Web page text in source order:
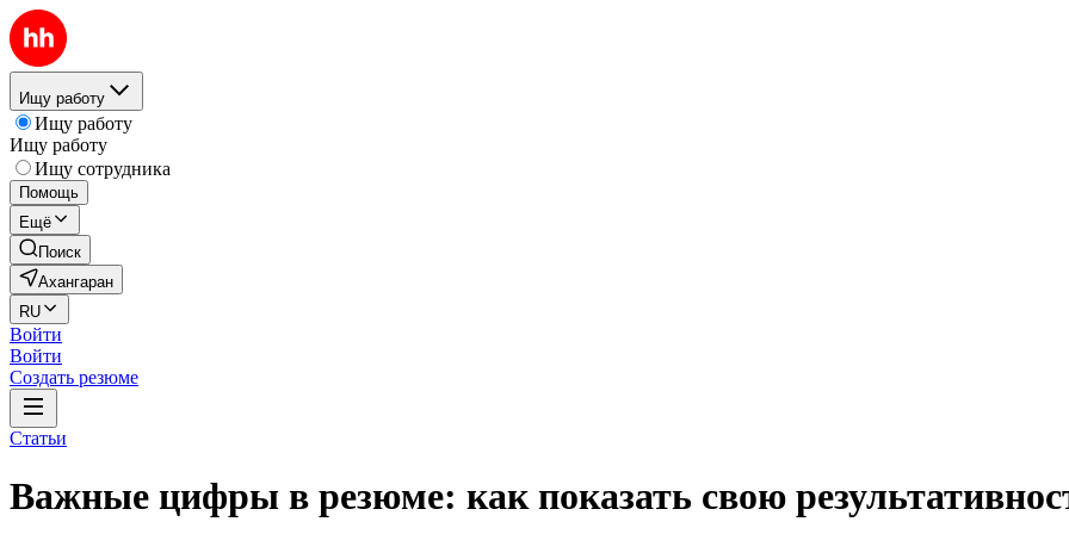
Ищу работу
Ищу работу
Ищу работу
Ищу сотрудника
Помощь
Ещё
Поиск
Ахангаран
RU
Войти
Войти
Создать резюме
Статьи
Важные цифры в резюме: как показать свою